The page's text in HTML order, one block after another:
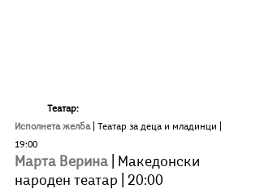
Театар:
Исполнета желба | Театар за деца и младинци |
19:00
Марта Верина
| Македонски
народен театар | 20:00